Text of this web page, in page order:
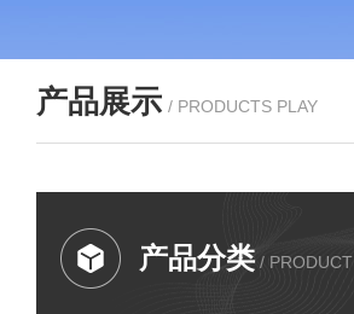
产品展示 / PRODUCTS PLAY
产品分类 / PRODUCT